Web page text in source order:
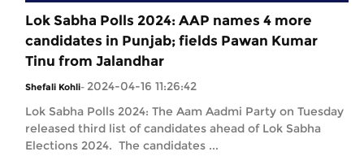
Lok Sabha Polls 2024: AAP names 4 more
candidates in Punjab; fields Pawan Kumar
Tinu from Jalandhar
Shefali Kohli- 2024-04-16 11:26:42
Lok Sabha Polls 2024: The Aam Aadmi Party on Tuesday
released third list of candidates ahead of Lok Sabha
Elections 2024. The candidates ...